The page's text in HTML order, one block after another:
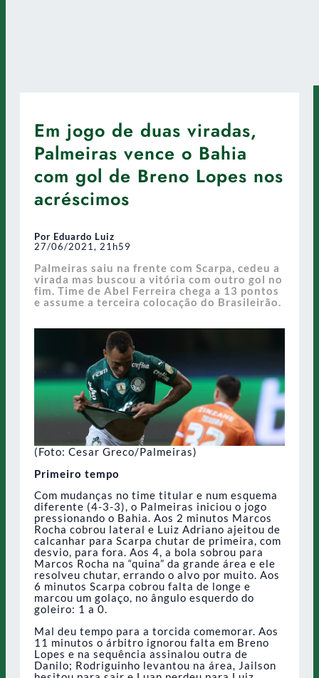
Em jogo de duas viradas,
Palmeiras vence o Bahia
com gol de Breno Lopes nos
acréscimos
Por Eduardo Luiz
27/06/2021, 21h59
Palmeiras saiu na frente com Scarpa, cedeu a
virada mas buscou a vitória com outro gol no
fim. Time de Abel Ferreira chega a 13 pontos
e assume a terceira colocação do Brasileirão.
(Foto: Cesar Greco/Palmeiras)
Primeiro tempo
Com mudanças no time titular e num esquema
diferente (4-3-3), o Palmeiras iniciou o jogo
pressionando o Bahia. Aos 2 minutos Marcos
Rocha cobrou lateral e Luiz Adriano ajeitou de
calcanhar para Scarpa chutar de primeira, com
desvio, para fora. Aos 4, a bola sobrou para
Marcos Rocha na “quina” da grande área e ele
resolveu chutar, errando o alvo por muito. Aos
6 minutos Scarpa cobrou falta de longe e
marcou um golaço, no ângulo esquerdo do
goleiro: 1 a 0.
Mal deu tempo para a torcida comemorar. Aos
11 minutos o árbitro ignorou falta em Breno
Lopes e na sequência assinalou outra de
Danilo; Rodriguinho levantou na área, Jailson